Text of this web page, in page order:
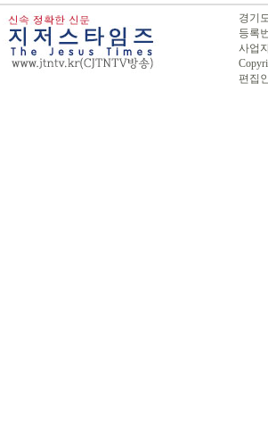
경기
등록
사업
편집